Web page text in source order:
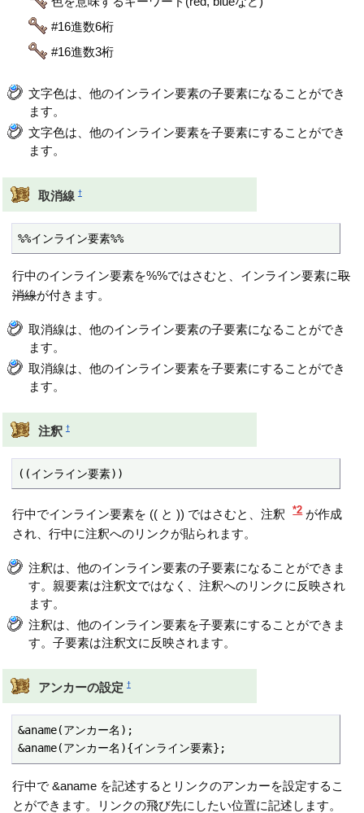
#16進数6桁
#16進数3桁
文字色は、他のインライン要素の子要素になることができ
ます。
文字色は、他のインライン要素を子要素にすることができ
ます。
取消線 †
%%インライン要素%%
行中のインライン要素を%%ではさむと、インライン要素に取
消線が付きます。
取消線は、他のインライン要素の子要素になることができ
ます。
取消線は、他のインライン要素を子要素にすることができ
ます。
注釈 †
((インライン要素))
行中でインライン要素を (( と )) ではさむと、注釈 *2 が作成
され、行中に注釈へのリンクが貼られます。
注釈は、他のインライン要素の子要素になることができま
す。親要素は注釈文ではなく、注釈へのリンクに反映され
ます。
注釈は、他のインライン要素を子要素にすることができま
す。子要素は注釈文に反映されます。
アンカーの設定 †
&aname(アンカー名);
&aname(アンカー名){インライン要素};
行中で &aname を記述するとリンクのアンカーを設定するこ
とができます。リンクの飛び先にしたい位置に記述します。